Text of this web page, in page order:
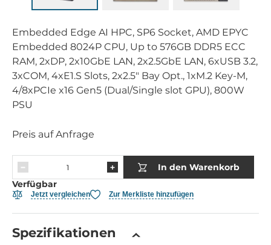
Embedded Edge AI HPC, SP6 Socket, AMD EPYC
Embedded 8024P CPU, Up to 576GB DDR5 ECC
RAM, 2xDP, 2x10GbE LAN, 2x2.5GbE LAN, 6xUSB 3.2,
3xCOM, 4xE1.S Slots, 2x2.5" Bay Opt., 1xM.2 Key-M,
4/8xPCIe x16 Gen5 (Dual/Single slot GPU), 800W
PSU
Preis auf Anfrage
In den Warenkorb
Verfügbar
Jetzt vergleichen Zur Merkliste hinzufügen
Spezifikationen